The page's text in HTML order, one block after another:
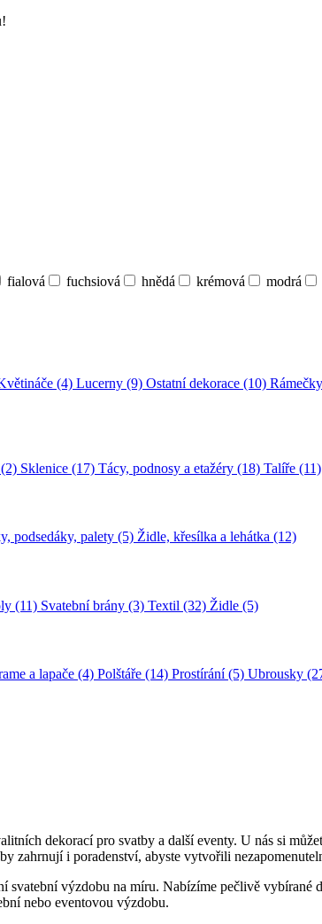
fialová fuchsiová hnědá krémová modrá
(4) Lucerny (9) Ostatní dekorace (10)
Sklenice (17) Tácy, podnosy a etažéry (18) Talíře (11)
podsedáky, palety (5) Židle, křesílka a lehátka (12)
(11) Svatební brány (3) Textil (32) Židle (5)
a lapače (4) Polštáře (14) Prostírání (5) Ubrousky
dekorací pro svatby a další eventy. U nás si
zahrnují i poradenství, abyste vytvořili
výzdobu na míru. Nabízíme pečlivě vybírané
nebo eventovou výzdobu.